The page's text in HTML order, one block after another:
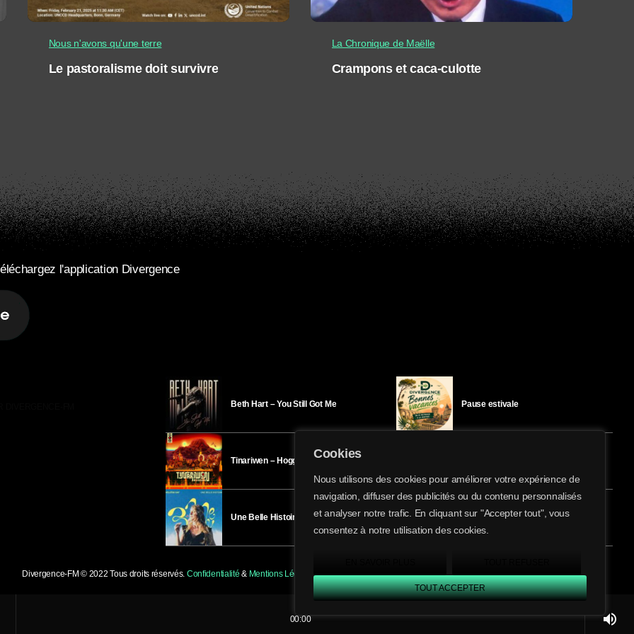
Cookies
Nous utilisons des cookies pour améliorer votre expérience de
navigation, diffuser des publicités ou du contenu personnalisés
et analyser notre trafic. En cliquant sur "Accepter tout", vous
consentez à notre utilisation des cookies.
TOUT ACCEPTER
00:00 volume_up
share
email
Nous n'avons qu'une terre
Le pastoralisme doit survivre
La Chronique de Maëlle
Crampons et caca-culotte
l'application Divergence
Beth Hart – You Still Got Me
Tinariwen – Hoggar
Une Belle Histoire – Héloïse Bay
Pause estivale
Ici l’Ombre – mardi 28 juillet
Divergence-FM © 2022 Tous droits réservés. Confidentialité & Mentions Légales.